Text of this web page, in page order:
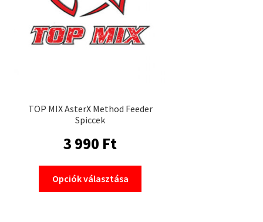
TOP MIX AsterX Method Feeder
Spiccek
3 990 Ft
Opciók választása